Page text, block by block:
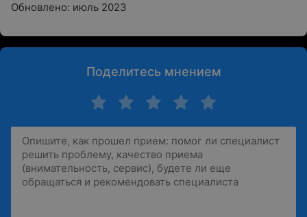
Обновлено: июль 2023
Поделитесь мнением